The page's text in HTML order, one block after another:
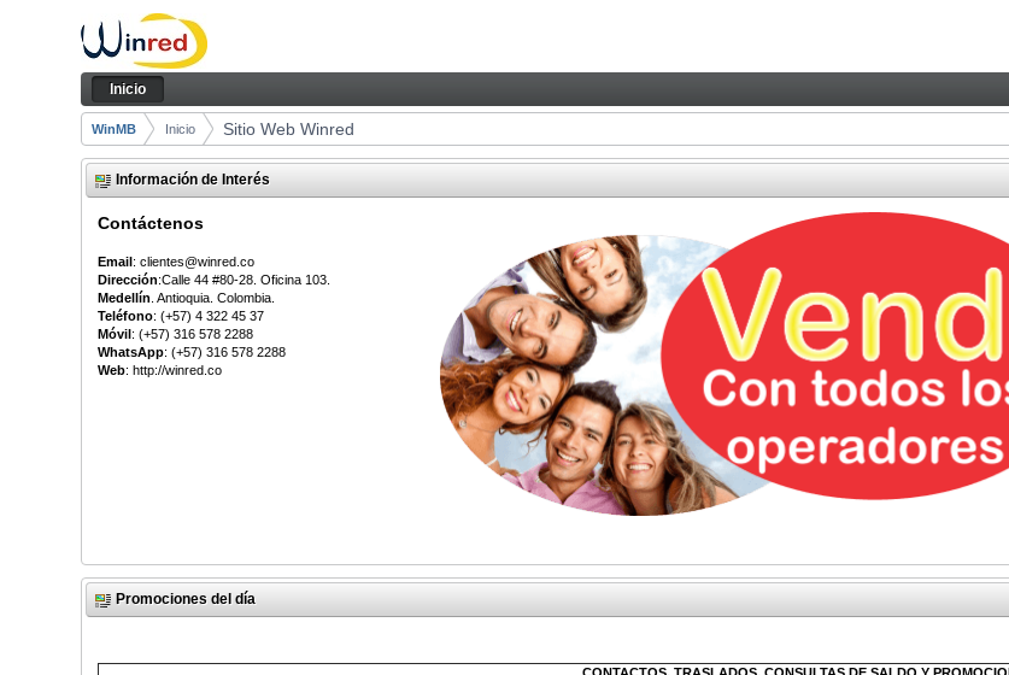
Saltar al contenido
Inicio
Navegación
Inicio
Camino de migas
WinMB Inicio Sitio Web Winred
Información de Interés
Contáctenos
Email: clientes@winred.co
Dirección:Calle 44 #80-28. Oficina 103.
Medellín . Antioquia. Colombia.
Teléfono: (+57) 4 322 45 37
Móvil: (+57) 316 578 2288
WhatsApp: (+57) 316 578 2288
Web: http://winred.co
Promociones del día
CONTACTOS, TRASLADOS, CONSULTAS DE SALDO Y